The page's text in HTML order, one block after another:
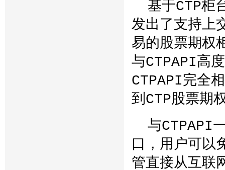
基于CTP柜
发出了支持上
易的股票期权
与CTPAPI高
CTPAPI完全
到CTP股票期
与CTPAPI
口，用户可以
管直接从互联